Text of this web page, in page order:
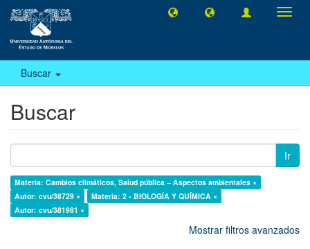
Buscar
Buscar
Ir
Materia: Cambios climáticos, Salud pública – Aspectos ambientales ×
Autor: cvu/38729 ×
Materia: 2 - BIOLOGÍA Y QUÍMICA ×
Autor: cvu/381981 ×
Mostrar filtros avanzados